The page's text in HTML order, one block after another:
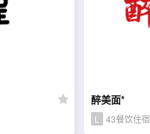
醉美面*
L 43餐饮住宿